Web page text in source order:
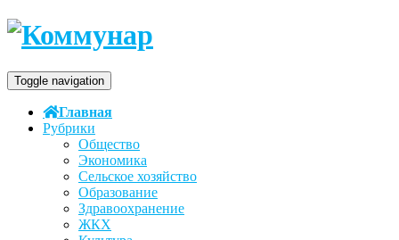
Toggle navigation
Главная
Рубрики
Общество
Экономика
Сельское хозяйство
Образование
Здравоохранение
ЖКХ